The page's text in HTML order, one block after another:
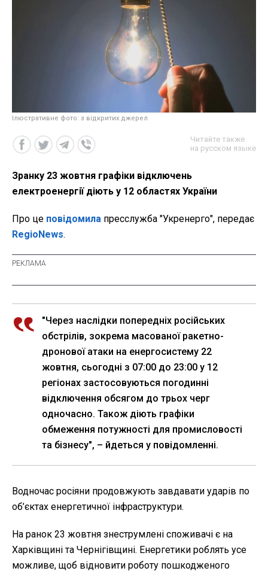
Ілюстративне фото: з відкритих джерел
Читайте также
на русском языке
Зранку 23 жовтня графіки відключень
електроенергії діють у 12 областях України
Про це повідомила пресслужба "Укренерго", передає
RegioNews.
"Через наслідки попередніх російських
обстрілів, зокрема масованої ракетно-
дронової атаки на енергосистему 22
жовтня, сьогодні з 07:00 до 23:00 у 12
регіонах застосовуються погодинні
відключення обсягом до трьох черг
одночасно. Також діють графіки
обмеження потужності для промисловості
та бізнесу", – йдеться у повідомленні.
Водночас росіяни продовжують завдавати ударів по
об’єктах енергетичної інфраструктури.
На ранок 23 жовтня знеструмлені споживачі є на
Харківщині та Чернігівщині. Енергетики роблять усе
можливе, щоб відновити роботу пошкодженого